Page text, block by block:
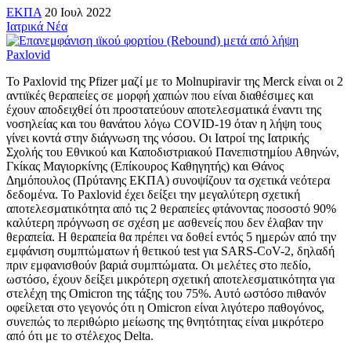
ΕΚΠΑ 20 Ιουλ 2022
Ιατρικά Νέα
Το Paxlovid της Pfizer μαζί με το Molnupiravir της Merck είναι οι 2
αντιϊκές θεραπείες σε μορφή χαπιών που είναι διαθέσιμες και
έχουν αποδειχθεί ότι προστατεύουν αποτελεσματικά έναντι της
νοσηλείας και του θανάτου λόγω COVID-19 όταν η λήψη τους
γίνει κοντά στην διάγνωση της νόσου. Οι Ιατροί της Ιατρικής
Σχολής του Εθνικού και Καποδιστριακού Πανεπιστημίου Αθηνών,
Γκίκας Μαγιορκίνης (Επίκουρος Καθηγητής) και Θάνος
Δημόπουλος (Πρύτανης ΕΚΠΑ) συνοψίζουν τα σχετικά νεότερα
δεδομένα. Το Paxlovid έχει δείξει την μεγαλύτερη σχετική
αποτελεσματικότητα από τις 2 θεραπείες φτάνοντας ποσοστό 90%
καλύτερη πρόγνωση σε σχέση με ασθενείς που δεν έλαβαν την
θεραπεία. Η θεραπεία θα πρέπει να δοθεί εντός 5 ημερών από την
εμφάνιση συμπτώματων ή θετικού test για SARS-CoV-2, δηλαδή
πριν εμφανισθούν βαριά συμπτώματα. Οι μελέτες στο πεδίο,
ωστόσο, έχουν δείξει μικρότερη σχετική αποτελεσματικότητα για
στελέχη της Omicron της τάξης του 75%. Αυτό ωστόσο πιθανόν
οφείλεται στο γεγονός ότι η Omicron είναι λιγότερο παθογόνος,
συνεπώς το περιθώριο μείωσης της θνητότητας είναι μικρότερο
από ότι με το στέλεχος Delta.